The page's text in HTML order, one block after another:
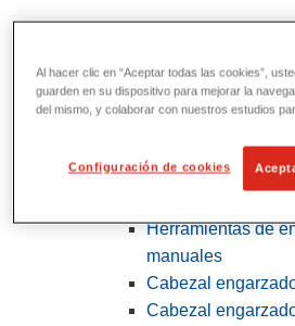
Herramientas de
View All
Herramientas de
manuales
Cabezal
Cabezal
Al hacer clic en “Aceptar todas las cookies”,
guarden en su dispositivo para mejorar la
del mismo, y colaborar con nuestros estudios
Configuración de cookies